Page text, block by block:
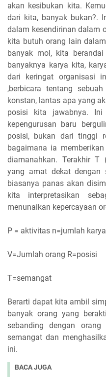
akan kesibukan kita.
dari kita, banyak bukan?.
dalam kesendirinan dalam
kita butuh orang lain
banyak mol, kita
banyaknya karya kita,
dari keringat organisasi
,berbicara tentang
konstan, lantas apa yang
posisi kita jawabnya.
kepengurusan baru
posisi, bukan dari tinggi
bagaimana ia
diamanahkan. Terakhir T
yang amat dekat
biasanya panas akan
kita interpretasikan
menunaikan kepercayaan
P = aktivitas n=jumlah karya
V=Jumlah orang R=posisi
T=semangat
Berarti dapat kita ambil
banyak orang yang
sebanding dengan
semangat dan
ini.
BACA JUGA